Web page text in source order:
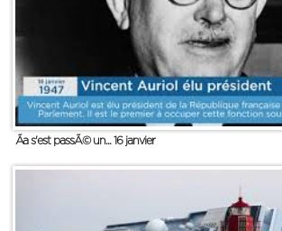
Ãa s'est passÃ© un... 16 janvier